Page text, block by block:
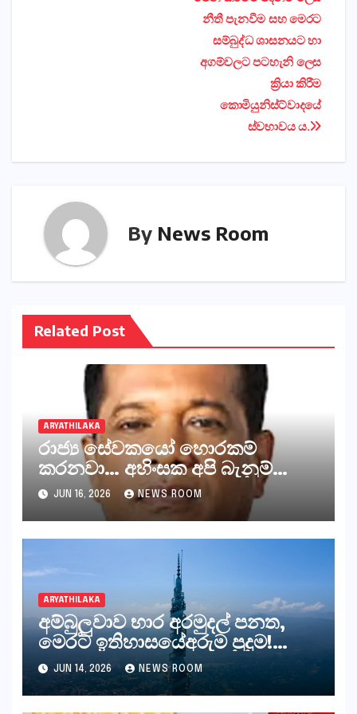
නීතී පැනවීම සහ මෙරට
සම්බුද්ධ ශාසනයට හා
අගම්වලට පටහැනි ලෙස
ක්‍රියා කිරීම
කොමියුනිස්ට්වාදයේ
ස්වභාවය ය.
By News Room
Related Post
ARYATHILAKA
රාජ්‍ය සේවකයෝ හොරකම්
කරනවා… අහිංසක අපි බැනුම්
අහනවා…-අමාත්‍ය ලාල්කාන්ත…
JUN 16, 2026 NEWS ROOM
ARYATHILAKA
අම්බුලුවාව භාර අරමුදල් පනත,
මෙරට ඉතිහාසයේඅරුම පුදුම!
පැනවීමක් නො වන්නේ ද්?
JUN 14, 2026 NEWS ROOM